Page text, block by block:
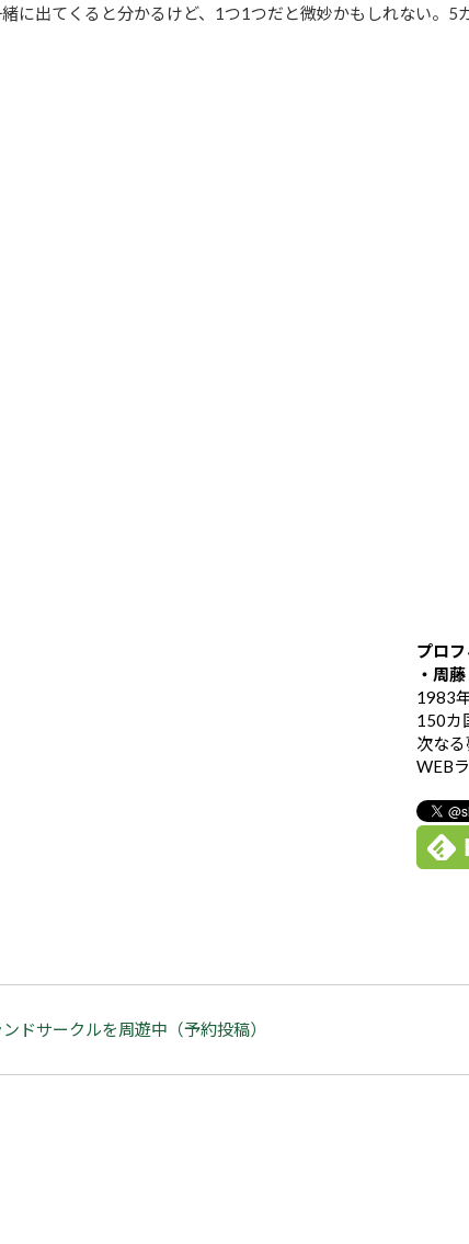
に出てくると分かるけど、1つ1つだと微妙かもしれない。5
プロ
・周
1983
150カ
次な
WEB
ドサークルを周遊中（予約投稿）